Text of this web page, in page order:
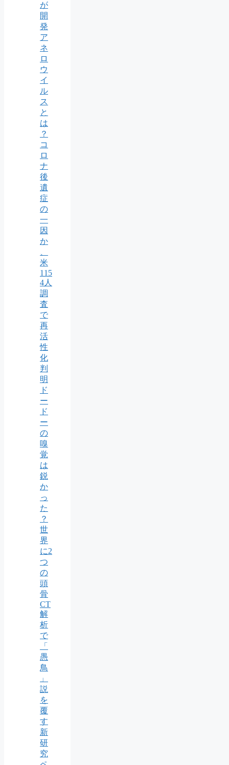
が
開
発
ア
ネ
ロ
ウ
イ
ル
ス
と
は
？
コ
ロ
ナ
後
遺
症
の
一
因
か
米
115
4人
調
査
で
再
活
性
化
判
明
ド
ー
ド
ー
の
嗅
覚
は
鋭
か
っ
た
？
世
界
に2
つ
の
頭
骨
CT
解
析
で
「
愚
鳥
」
説
を
覆
す
新
研
究